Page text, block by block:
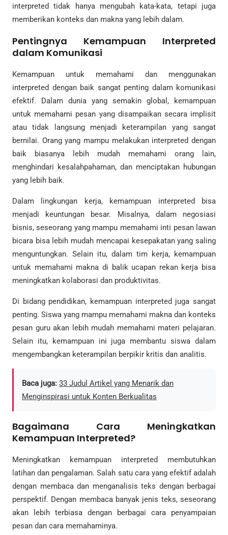
interpreted tidak hanya mengubah kata-kata, tetapi juga
memberikan konteks dan makna yang lebih dalam.
Pentingnya Kemampuan Interpreted
dalam Komunikasi
Kemampuan untuk memahami dan menggunakan
interpreted dengan baik sangat penting dalam komunikasi
efektif. Dalam dunia yang semakin global, kemampuan
untuk memahami pesan yang disampaikan secara implisit
atau tidak langsung menjadi keterampilan yang sangat
bernilai. Orang yang mampu melakukan interpreted dengan
baik biasanya lebih mudah memahami orang lain,
menghindari kesalahpahaman, dan menciptakan hubungan
yang lebih baik.
Dalam lingkungan kerja, kemampuan interpreted bisa
menjadi keuntungan besar. Misalnya, dalam negosiasi
bisnis, seseorang yang mampu memahami inti pesan lawan
bicara bisa lebih mudah mencapai kesepakatan yang saling
menguntungkan. Selain itu, dalam tim kerja, kemampuan
untuk memahami makna di balik ucapan rekan kerja bisa
meningkatkan kolaborasi dan produktivitas.
Di bidang pendidikan, kemampuan interpreted juga sangat
penting. Siswa yang mampu memahami makna dan konteks
pesan guru akan lebih mudah memahami materi pelajaran.
Selain itu, kemampuan ini juga membantu siswa dalam
mengembangkan keterampilan berpikir kritis dan analitis.
Baca juga: 33 Judul Artikel yang Menarik dan
Menginspirasi untuk Konten Berkualitas
Bagaimana Cara Meningkatkan
Kemampuan Interpreted?
Meningkatkan kemampuan interpreted membutuhkan
latihan dan pengalaman. Salah satu cara yang efektif adalah
dengan membaca dan menganalisis teks dengan berbagai
perspektif. Dengan membaca banyak jenis teks, seseorang
akan lebih terbiasa dengan berbagai cara penyampaian
pesan dan cara memahaminya.